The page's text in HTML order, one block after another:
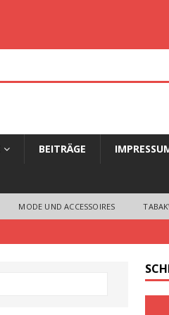
BEITRÄGE
MODE UND ACCESSOIRES